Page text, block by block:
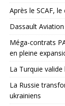
Après le SCAF,
Dassault
Méga-contrats
en pleine
La Turquie valide
La Russie
ukrainiens